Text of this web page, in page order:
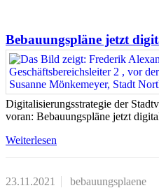
Bebauungspläne jetzt
Digitalisierungsstrategie der
voran: Bebauungspläne jetzt
Weiterlesen
23.11.2021 bebauungsplaene